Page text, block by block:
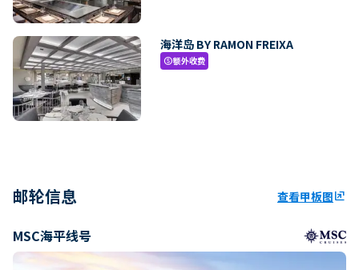
海洋岛 BY RAMON FREIXA
paid额外收费
邮轮信息 查看甲板图ungroup
MSC海平线号